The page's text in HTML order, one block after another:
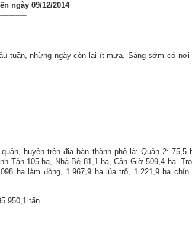
ngày 09/12/2014
tuần, những ngày còn lại ít mưa. Sáng sớm có nơi
huyện trên địa bàn thành phố là: Quận 2: 75,5
Tân 105 ha, Nhà Bè 81,1 ha, Cần Giờ 509,4 ha.
ha làm đòng, 1.967,9 ha lúa trổ, 1.221,9 ha chín
tấn.